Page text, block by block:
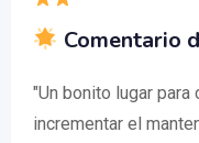
Comentario
"Un bonito lugar para
incrementar el